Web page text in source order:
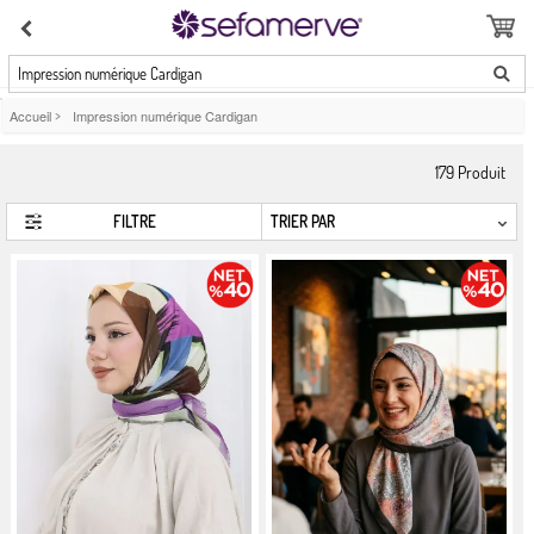
Impression numérique Cardigan
Accueil > Impression numérique Cardigan
179 Produit
FILTRE